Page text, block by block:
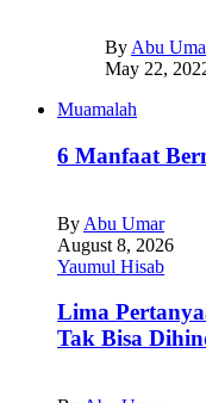
By Abu
May 22,
Muamalah
6 Manfaat
By Abu Umar
August 8, 2026
Yaumul Hisab
Lima
Tak Bisa